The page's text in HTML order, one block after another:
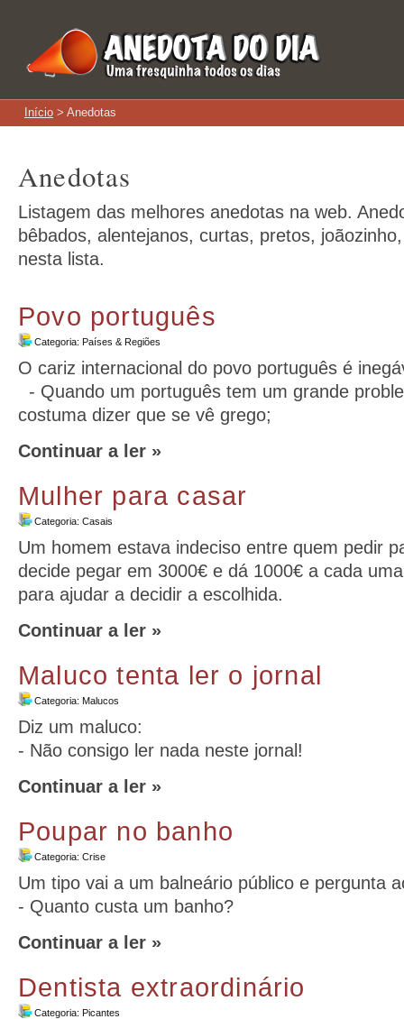
Início > Anedotas
Anedotas
Listagem das melhores anedotas na web.
bêbados, alentejanos, curtas, pretos,
nesta lista.
Povo português
Categoria: Países & Regiões
O cariz internacional do povo português é
- Quando um português tem um grande
costuma dizer que se vê grego;
Continuar a ler »
Mulher para casar
Categoria: Casais
Um homem estava indeciso entre quem pedir
decide pegar em 3000€ e dá 1000€ a cada
para ajudar a decidir a escolhida.
Continuar a ler »
Maluco tenta ler o jornal
Categoria: Malucos
Diz um maluco:
- Não consigo ler nada neste jornal!
Continuar a ler »
Poupar no banho
Categoria: Crise
Um tipo vai a um balneário público e pergunta
- Quanto custa um banho?
Continuar a ler »
Dentista extraordinário
Categoria: Picantes